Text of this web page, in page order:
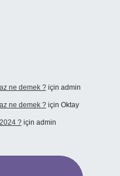
ne demek ?için admin
ne demek ?için Oktay
?için admin